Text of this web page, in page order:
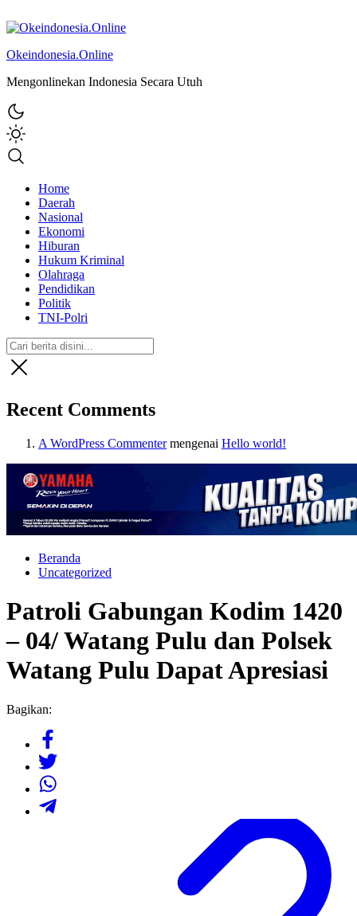
Okeindonesia.Online
Mengonlinekan Indonesia Secara Utuh
Home
Daerah
Nasional
Ekonomi
Hiburan
Hukum Kriminal
Olahraga
Pendidikan
Politik
TNI-Polri
Recent Comments
A WordPress Commentermengenai Hello world!
Beranda
Uncategorized
Patroli Gabungan Kodim 1420
– 04/ Watang Pulu dan Polsek
Watang Pulu Dapat Apresiasi
Bagikan: